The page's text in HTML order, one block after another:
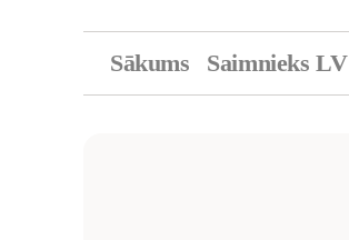
Sākums Saimnieks LV